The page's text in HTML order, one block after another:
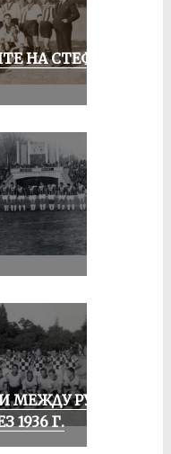
НА СТЕФАН
МЕЖДУ РУСЕ
1936 Г.